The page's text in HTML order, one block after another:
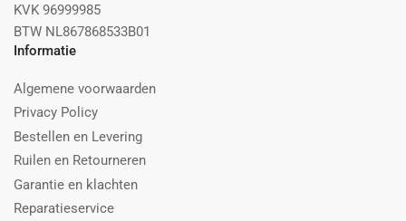
KVK 96999985
BTW NL867868533B01
Informatie
Algemene voorwaarden
Privacy Policy
Bestellen en Levering
Ruilen en Retourneren
Garantie en klachten
Reparatieservice